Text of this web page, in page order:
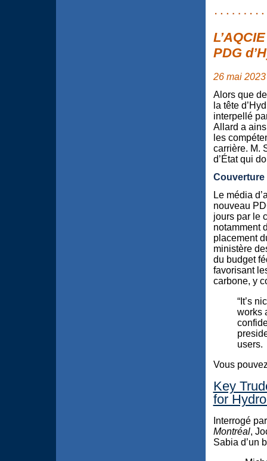
PDG
26 mai 2023
Alors que
la tête
interpellé
Allard a
les
carrière. M.
d’État qui
Couverture
Le média
nouveau
jours par le
notamment
placement
ministère
du budget
favorisant
carbone, y
“It’s
works
users.
Vous
Key
for
Interrogé
Montréal,
Sabia d’un